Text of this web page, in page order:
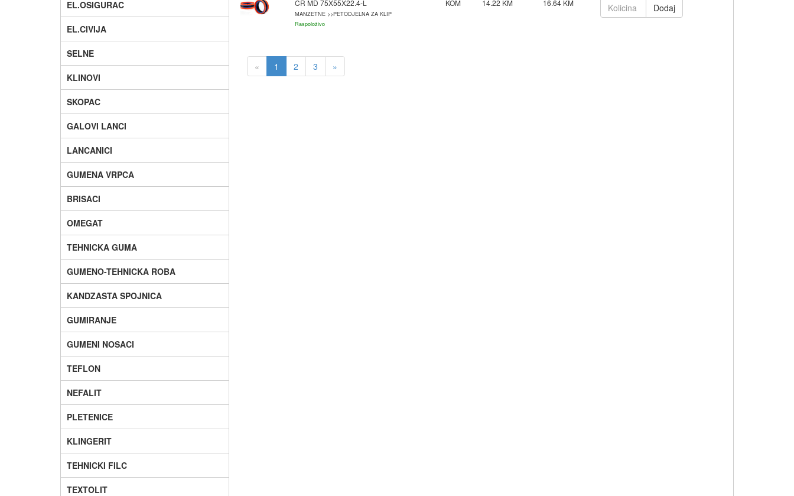
EL.OSIGURAC
EL.CIVIJA
SELNE
KLINOVI
SKOPAC
GALOVI LANCI
LANCANICI
GUMENA VRPCA
BRISACI
OMEGAT
TEHNICKA GUMA
GUMENO-TEHNICKA ROBA
KANDZASTA SPOJNICA
GUMIRANJE
GUMENI NOSACI
TEFLON
NEFALIT
PLETENICE
KLINGERIT
TEHNICKI FILC
TEXTOLIT
CR MD 75X55X22.4-L
MANZETNE >>PETODJELNA ZA KLIP
Raspoloživo
KOM 14.22 16.64
« 1 2 3 »